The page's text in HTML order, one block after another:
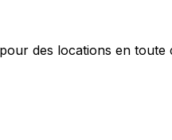
des locations en toute